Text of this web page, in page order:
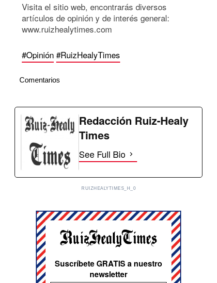
Visita el sitio web, encontrarás diversos
artículos de opinión y de interés general:
www.ruizhealytimes.com
#Opinión #RuizHealyTimes
Comentarios
Redacción Ruiz-Healy
Times
See Full Bio
RUIZHEALYTIMES_H_0
Suscríbete GRATIS a nuestro
newsletter